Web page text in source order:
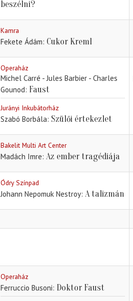
beszélni?
Kamra
Fekete Ádám Cukor Kreml
Operaház
Michel Carré - Jules Barbier - Charles
Gounod Faust
Jurányi Inkubátorház
Szabó Borbála Szülői értekezlet
Bakelit Multi Art Center
Madách Imre Az ember tragédiája
Ódry Színpad
Johann Nepomuk Nestroy A talizmán
Operaház
Ferruccio Busoni Doktor Faust